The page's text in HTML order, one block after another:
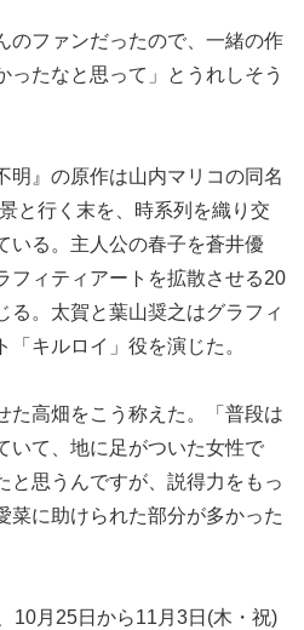
のファンだったので、一緒の作
ったなと思って」とうれしそう
明』の原作は山内マリコの同名
と行く末を、時系列を織り交
いる。主人公の春子を蒼井優
フィティアートを拡散させる20
る。太賀と葉山奨之はグラフィ
キルロイ」役を演じた。
た高畑をこう称えた。「普段は
いて、地に足がついた女性で
と思うんですが、説得力をもっ
菜に助けられた部分が多かった
10月25日から11月3日(木・祝)